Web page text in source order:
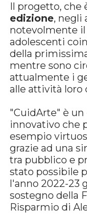
Il progetto, che
edizione, negli
notevolmente
adolescenti
della
mentre sono
attualmente i
alle attività loro
"CuidArte" è
innovativo che
esempio
grazie ad una
tra pubblico e
stato possibile
l'anno 2022-23
sostegno della
Risparmio di